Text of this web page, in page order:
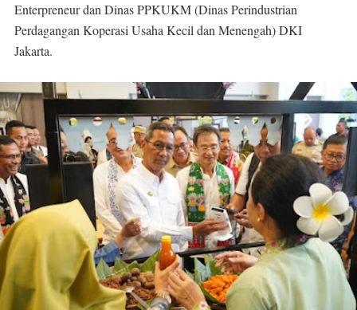
Enterpreneur dan Dinas PPKUKM (Dinas Perindustrian
Perdagangan Koperasi Usaha Kecil dan Menengah) DKI
Jakarta.